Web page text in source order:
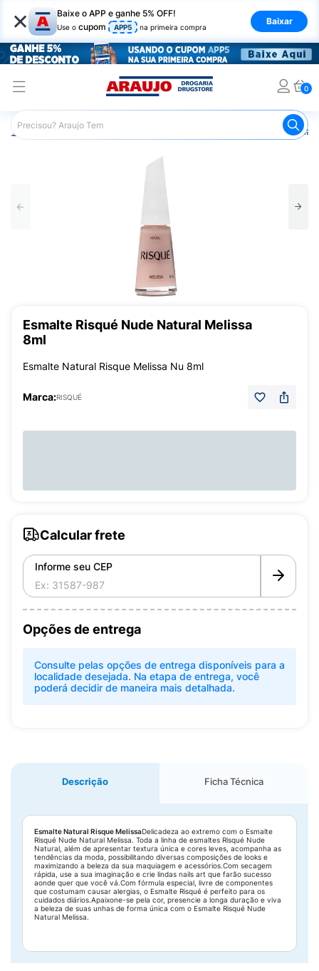
× Baixe o APP e ganhe 5% OFF!
Use o cupom APP5 na primeira compra
Baixar
0
Araujo Beleza e Cuidados
Esmalte Risqué Nude Natural Melissa
8ml
Esmalte Natural Risque Melissa Nu 8ml
Marca:RISQUÉ
Calcular frete
Informe seu CEP
Opções de entrega
Consulte pelas opções de entrega disponíveis para a
localidade desejada. Na etapa de entrega, você
poderá decidir de maneira mais detalhada.
Descrição Ficha Técnica
Esmalte Natural Risque MelissaDelicadeza ao extremo com o Esmalte
Risqué Nude Natural Melissa. Toda a linha de esmaltes Risqué Nude
Natural, além de apresentar textura única e cores leves, acompanha as
tendências da moda, possibilitando diversas composições de looks e
maximizando a beleza da sua maquiagem e acessórios.Com secagem
rápida, use a sua imaginação e crie lindas nails art que farão sucesso
aonde quer que você vá.Com fórmula especial, livre de componentes
que costumam causar alergias, o Esmalte Risqué é perfeito para os
cuidados diários.Apaixone-se pela cor, presencie a longa duração e viva
a beleza de suas unhas de forma única com o Esmalte Risqué Nude
Natural Melissa.